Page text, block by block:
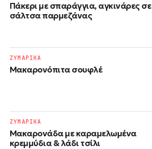
Πάκερι με σπαράγγια, αγκινάρες σε
σάλτσα παρμεζάνας
Μακαρονόπιτα σουφλέ
ΖΥΜΑΡΙΚΑ
Μακαρονάδα με καραμελωμένα
κρεμμύδια & λάδι τσίλι
ΖΥΜΑΡΙΚΑ